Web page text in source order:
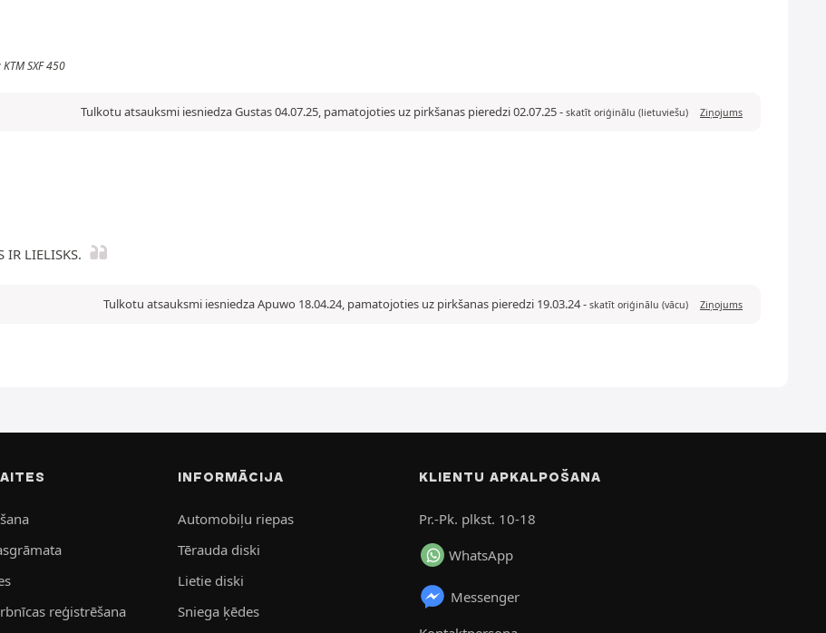
SXF 450
Tulkotu atsauksmi iesniedza Gustas 04.07.25, pamatojoties uz pirkšanas pieredzi 02.07.25- skatīt oriģinālu (lietuviešu) Ziņojums
LIELISKS.
Tulkotu atsauksmi iesniedza Apuwo 18.04.24, pamatojoties uz pirkšanas pieredzi 19.03.24- skatīt oriģinālu (vācu) Ziņojums
reģistrēšana
INFORMĀCIJA
Automobiļu riepas
Tērauda diski
Lietie diski
Sniega ķēdes
KLIENTU APKALPOŠANA
Pr.-Pk. plkst. 10-18
WhatsApp
Messenger